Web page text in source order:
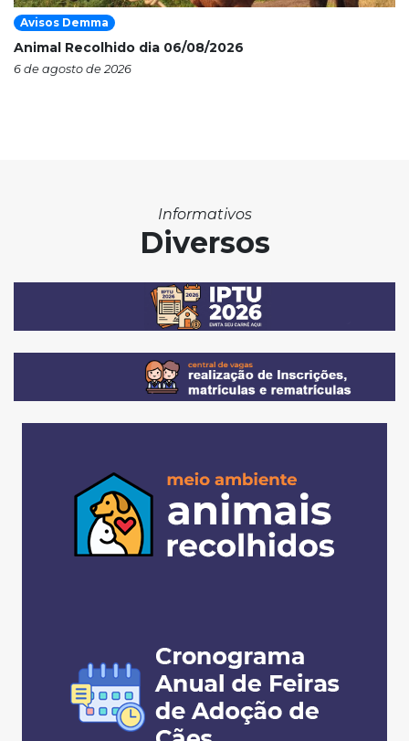
Avisos Demma
Animal Recolhido dia 06/08/2026
6 de agosto de 2026
Informativos
Diversos